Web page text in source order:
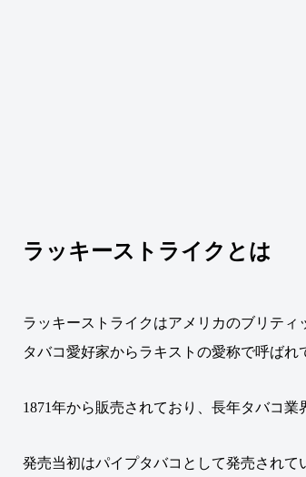
ラッキーストライクとは
ラッキーストライクはアメリカのブリティ
タバコ愛好家からラキストの愛称で呼ばれ
1871年から販売されており、長年タバコ
発売当初はパイプタバコとして発売されて